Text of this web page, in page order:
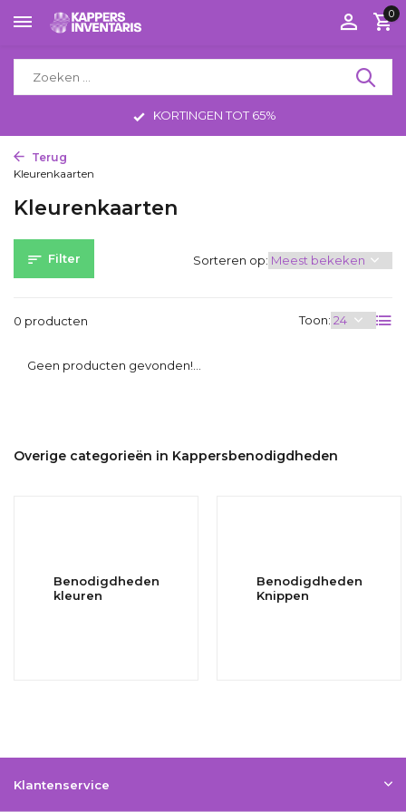
0
KORTINGEN TOT 65%
Terug
Kleurenkaarten
Kleurenkaarten
Filter
0 producten Toon:
Sorteren op:
Geen producten gevonden!...
Overige categorieën in Kappersbenodigdheden
Benodigdheden
kleuren
Benodigdheden
Knippen
Klantenservice